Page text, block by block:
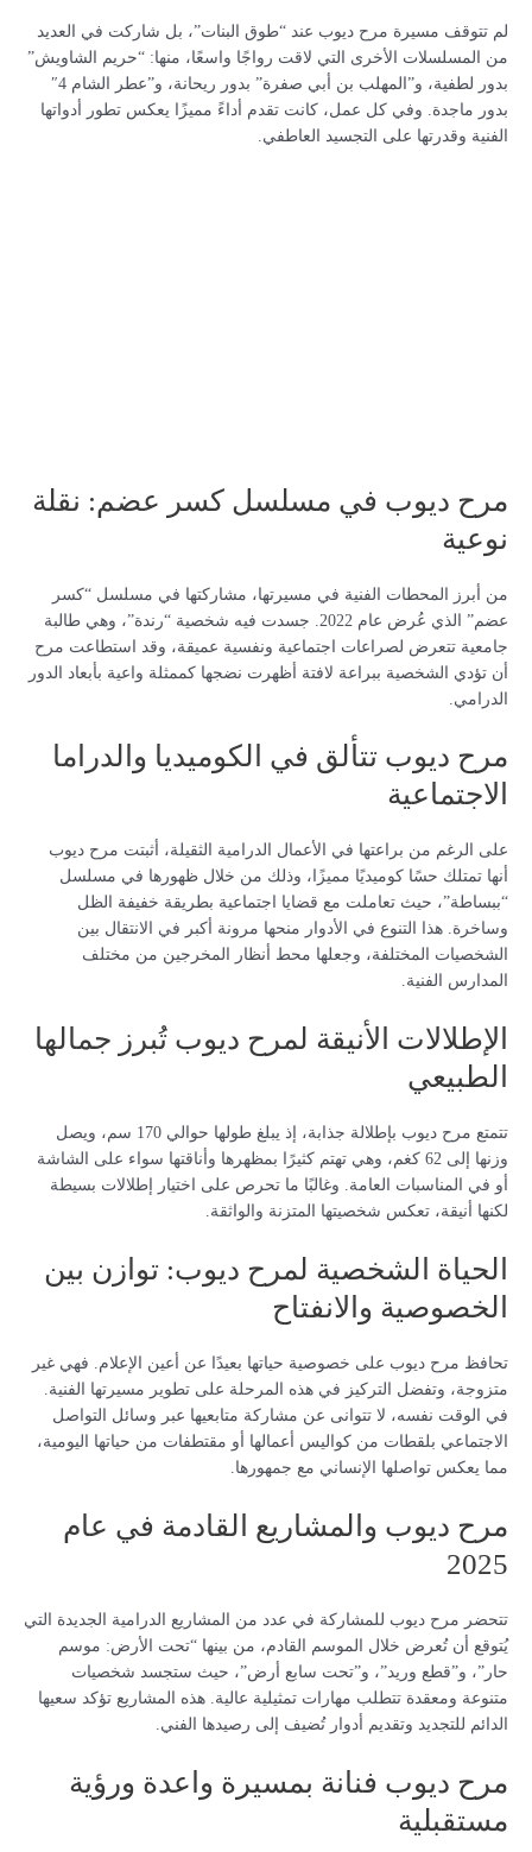
لم تتوقف مسيرة مرح ديوب عند “طوق البنات”، بل شاركت في العديد
من المسلسلات الأخرى التي لاقت رواجًا واسعًا، منها: “حريم الشاويش”
بدور لطفية، و”المهلب بن أبي صفرة” بدور ريحانة، و”عطر الشام 4″
بدور ماجدة. وفي كل عمل، كانت تقدم أداءً مميزًا يعكس تطور أدواتها
الفنية وقدرتها على التجسيد العاطفي.
مرح ديوب في مسلسل كسر عضم: نقلة
نوعية
من أبرز المحطات الفنية في مسيرتها، مشاركتها في مسلسل “كسر
عضم” الذي عُرض عام 2022. جسدت فيه شخصية “رندة”، وهي طالبة
جامعية تتعرض لصراعات اجتماعية ونفسية عميقة، وقد استطاعت مرح
أن تؤدي الشخصية ببراعة لافتة أظهرت نضجها كممثلة واعية بأبعاد الدور
الدرامي.
مرح ديوب تتألق في الكوميديا والدراما
الاجتماعية
على الرغم من براعتها في الأعمال الدرامية الثقيلة، أثبتت مرح ديوب
أنها تمتلك حسًا كوميديًا مميزًا، وذلك من خلال ظهورها في مسلسل
“ببساطة”، حيث تعاملت مع قضايا اجتماعية بطريقة خفيفة الظل
وساخرة. هذا التنوع في الأدوار منحها مرونة أكبر في الانتقال بين
الشخصيات المختلفة، وجعلها محط أنظار المخرجين من مختلف
المدارس الفنية.
الإطلالات الأنيقة لمرح ديوب تُبرز جمالها
الطبيعي
تتمتع مرح ديوب بإطلالة جذابة، إذ يبلغ طولها حوالي 170 سم، ويصل
وزنها إلى 62 كغم، وهي تهتم كثيرًا بمظهرها وأناقتها سواء على الشاشة
أو في المناسبات العامة. وغالبًا ما تحرص على اختيار إطلالات بسيطة
لكنها أنيقة، تعكس شخصيتها المتزنة والواثقة.
الحياة الشخصية لمرح ديوب: توازن بين
الخصوصية والانفتاح
تحافظ مرح ديوب على خصوصية حياتها بعيدًا عن أعين الإعلام. فهي غير
متزوجة، وتفضل التركيز في هذه المرحلة على تطوير مسيرتها الفنية.
في الوقت نفسه، لا تتوانى عن مشاركة متابعيها عبر وسائل التواصل
الاجتماعي بلقطات من كواليس أعمالها أو مقتطفات من حياتها اليومية،
مما يعكس تواصلها الإنساني مع جمهورها.
مرح ديوب والمشاريع القادمة في عام
2025
تتحضر مرح ديوب للمشاركة في عدد من المشاريع الدرامية الجديدة التي
يُتوقع أن تُعرض خلال الموسم القادم، من بينها “تحت الأرض: موسم
حار”، و”قطع وريد”، و”تحت سابع أرض”، حيث ستجسد شخصيات
متنوعة ومعقدة تتطلب مهارات تمثيلية عالية. هذه المشاريع تؤكد سعيها
الدائم للتجديد وتقديم أدوار تُضيف إلى رصيدها الفني.
مرح ديوب فنانة بمسيرة واعدة ورؤية
مستقبلية